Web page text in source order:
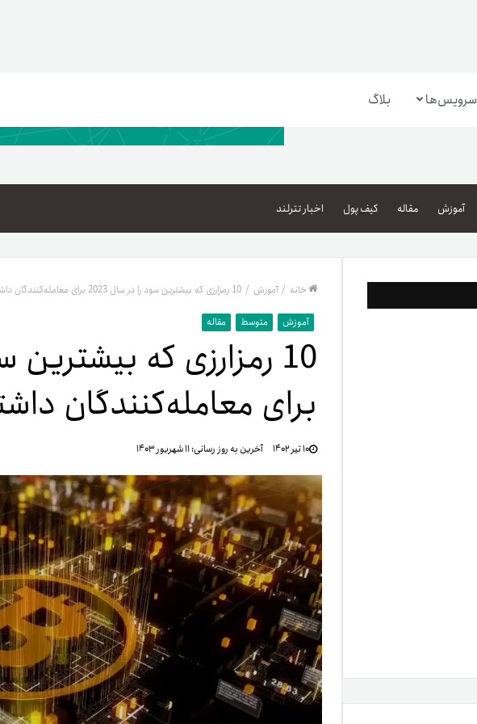
سرویس‌ها
بازار تترلند
سرمایه‌گذاری آسان
پاداش کیف‌پول تومانی
مهر تترلند
بلاگ
آموزش مقاله کیف پول اخبار تترلند
خانه / آموزش / 10 رمزارزی که بیشترین سود را در سال 2023 برای معامله‌کنندگان داشته‌اند
آموزش متوسط مقاله
برای معامله‌کنندگان
۱۰ تیر ۱۴۰۲ آخرین به روز رسانی:۱۱ شهریور ۱۴۰۳